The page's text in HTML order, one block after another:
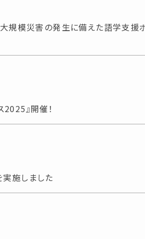
模災害の発生に備えた語学支援ボ
』開催！
実施しました